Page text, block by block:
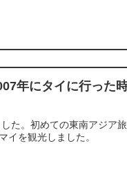
年にタイに行った
た。初めての東南アジア
イを観光しました。